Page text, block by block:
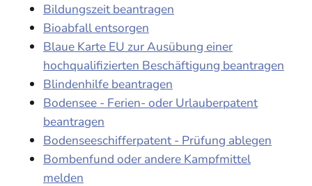
Bildungszeit beantragen
Bioabfall entsorgen
Blaue Karte EU zur Ausübung einer
hochqualifizierten Beschäftigung beantragen
Blindenhilfe beantragen
Bodensee - Ferien- oder Urlauberpatent
beantragen
Bodenseeschifferpatent - Prüfung ablegen
Bombenfund oder andere Kampfmittel
melden